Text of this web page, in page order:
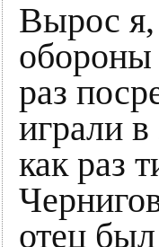
Вырос я,
обороны
раз
играли
как раз
отец